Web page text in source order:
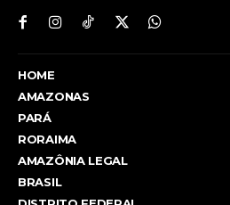
HOME
AMAZONAS
PARÁ
RORAIMA
AMAZÔNIA LEGAL
BRASIL